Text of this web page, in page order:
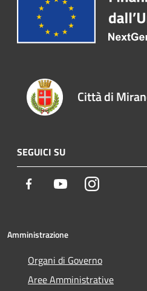
Città di
SEGUICI SU
Facebook YoutubeInstagram
Amministrazione
Organi di Governo
Aree Amministrative